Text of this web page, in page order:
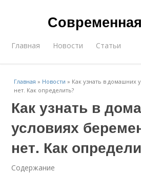
Главная Новости Статьи
Главная » Новости » Как узнать в домашних
нет. Как определить?
Как узнать в
условиях
нет. Как
Содержание